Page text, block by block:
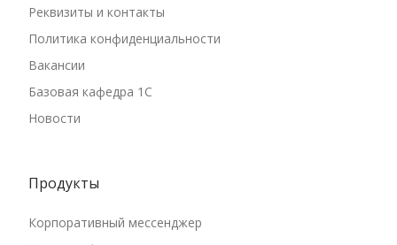
Реквизиты и контакты
Политика конфиденциальности
Вакансии
Базовая кафедра 1С
Новости
Продукты
Корпоративный мессенджер